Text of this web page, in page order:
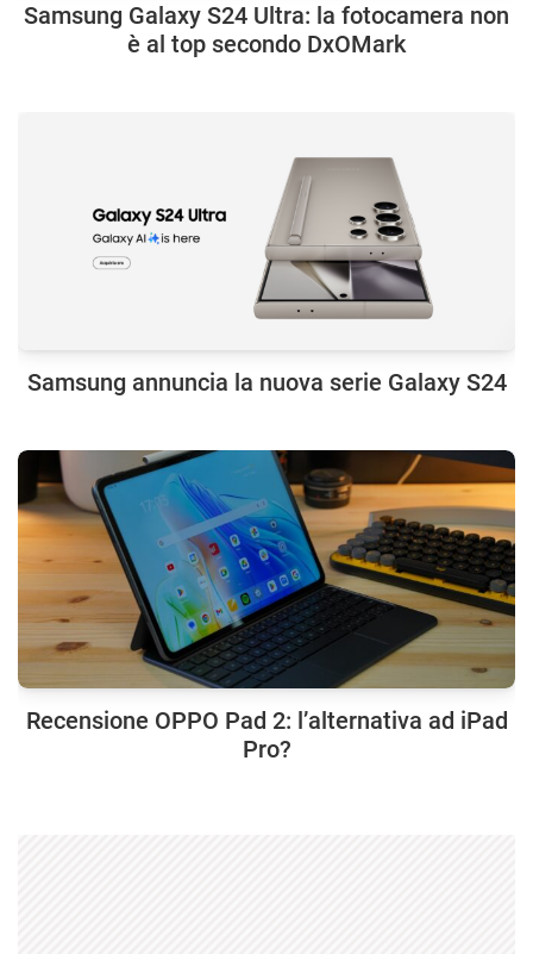
Samsung Galaxy S24 Ultra: la fotocamera non
è al top secondo DxOMark
Samsung annuncia la nuova serie Galaxy S24
Recensione OPPO Pad 2: l’alternativa ad iPad
Pro?